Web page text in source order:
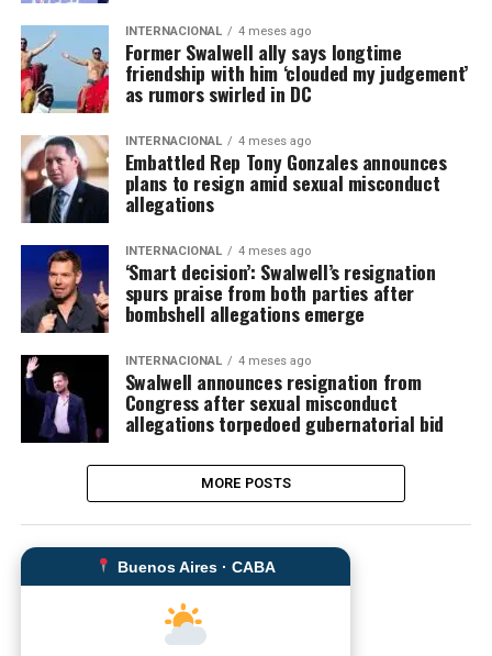
INTERNACIONAL 4 meses ago
Former Swalwell ally says longtime
friendship with him ‘clouded my judgement’
as rumors swirled in DC
INTERNACIONAL 4 meses ago
Embattled Rep Tony Gonzales announces
plans to resign amid sexual misconduct
allegations
INTERNACIONAL 4 meses ago
‘Smart decision’: Swalwell’s resignation
spurs praise from both parties after
bombshell allegations emerge
INTERNACIONAL 4 meses ago
Swalwell announces resignation from
Congress after sexual misconduct
allegations torpedoed gubernatorial bid
MORE POSTS
Buenos Aires · CABA